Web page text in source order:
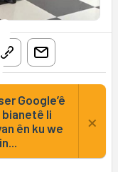
Google’ê
li
ên ku we
×